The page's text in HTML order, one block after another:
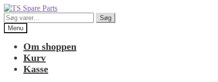
Spring
til
navigation
Spring
til
indhold
Søg
efter:
Søg
Menu
Om shoppen
Kurv
Kasse